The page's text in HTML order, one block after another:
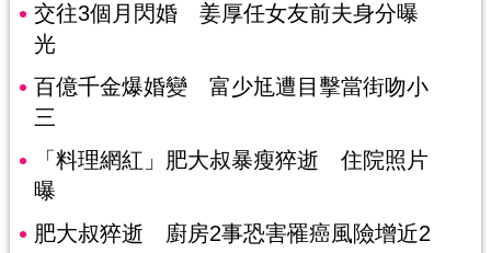
交往3個月閃婚 姜厚任女友前夫身分曝
光
百億千金爆婚變 富少尪遭目擊當街吻小
三
「料理網紅」肥大叔暴瘦猝逝 住院照片
曝
肥大叔猝逝 廚房2事恐害罹癌風險增近2